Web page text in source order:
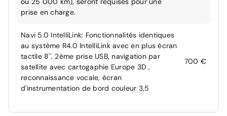
prise en charge.
Navi 5.0 IntelliLink: Fonctionnalités identiques
au système R4.0 IntelliLink avec en plus écran
tactile 8'', 2ème prise USB, navigation par
satellite avec cartogaphie Europe 3D ,
reconnaissance vocale, écran
d'instrumentation de bord couleur 3,5
700 €